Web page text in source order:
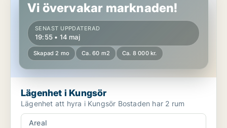
Vi övervakar marknaden!
SENAST UPPDATERAD
19:55 • 14 maj
Skapad 2 mo Ca. 60 m2 Ca. 8 000 kr.
Lägenhet i Kungsör
Lägenhet att hyra i Kungsör Bostaden har 2 rum
Areal